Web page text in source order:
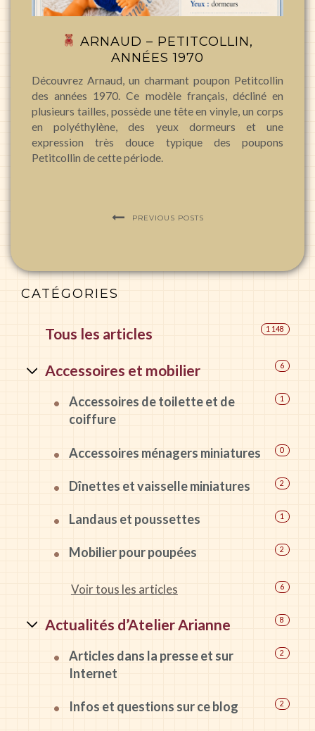
ARNAUD – PETITCOLLIN,
ANNÉES 1970
Découvrez Arnaud, un charmant poupon Petitcollin
des années 1970. Ce modèle français, décliné en
plusieurs tailles, possède une tête en vinyle, un corps
en polyéthylène, des yeux dormeurs et une
expression très douce typique des poupons
Petitcollin de cette période.
PREVIOUS POSTS
CATÉGORIES
Tous les articles 1 148
Accessoires et mobilier 6
Accessoires de toilette et de
coiffure
1
Accessoires ménagers miniatures 0
Dînettes et vaisselle miniatures 2
Landaus et poussettes 1
Mobilier pour poupées 2
Voir tous les articles 6
Actualités d’Atelier Arianne 8
Articles dans la presse et sur
Internet
2
Infos et questions sur ce blog 2